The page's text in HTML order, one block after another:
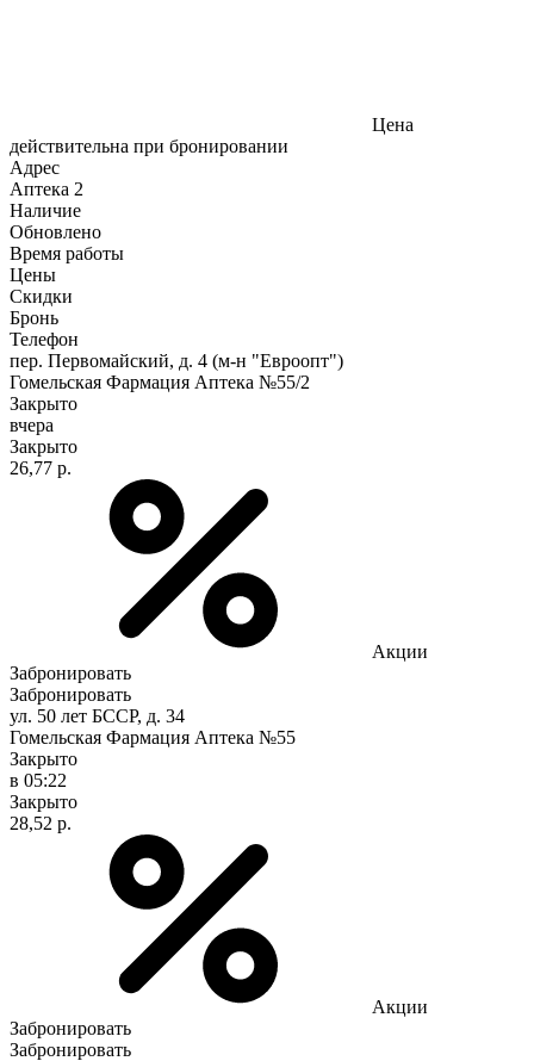
Цена
действительна при бронировании
Адрес
Аптека 2
Наличие
Обновлено
Время работы
Цены
Скидки
Бронь
Телефон
пер. Первомайский, д. 4 (м-н "Евроопт")
Гомельская Фармация Аптека №55/2
Закрыто
вчера
Закрыто
26,77 р.
Акции
Забронировать
Забронировать
ул. 50 лет БССР, д. 34
Гомельская Фармация Аптека №55
Закрыто
в 05:22
Закрыто
28,52 р.
Акции
Забронировать
Забронировать